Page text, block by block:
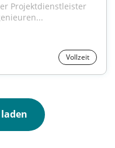
Projektdienstleister
Vollzeit